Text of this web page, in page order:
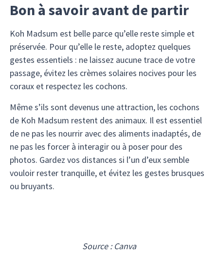
Bon à savoir avant de partir
Koh Madsum est belle parce qu’elle reste simple et
préservée. Pour qu’elle le reste, adoptez quelques
gestes essentiels : ne laissez aucune trace de votre
passage, évitez les crèmes solaires nocives pour les
coraux et respectez les cochons.
Même s’ils sont devenus une attraction, les cochons
de Koh Madsum restent des animaux. Il est essentiel
de ne pas les nourrir avec des aliments inadaptés, de
ne pas les forcer à interagir ou à poser pour des
photos. Gardez vos distances si l’un d’eux semble
vouloir rester tranquille, et évitez les gestes brusques
ou bruyants.
Source : Canva